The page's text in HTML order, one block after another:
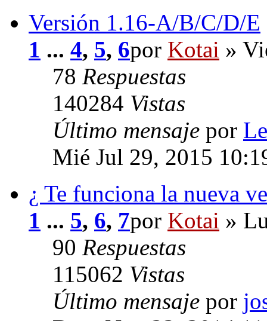
Versión 1.16-A/B/C/D/E
1 ... 4, 5, 6por Kotai »
78 Respuestas
140284 Vistas
Último mensaje por
Mié Jul 29, 2015
¿ Te funciona la nueva
1 ... 5, 6, 7por Kotai »
90 Respuestas
115062 Vistas
Último mensaje por